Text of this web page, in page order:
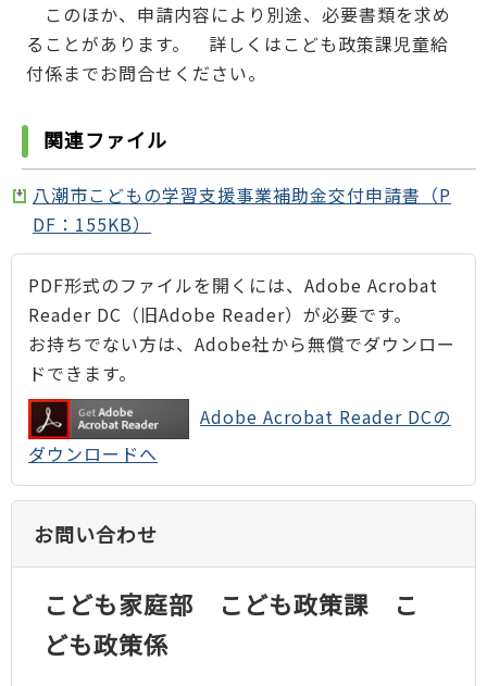
このほか、申請内容により別途、必要書類を求め
ることがあります。 詳しくはこども政策課児童給
付係までお問合せください。
関連ファイル
八潮市こどもの学習支援事業補助金交付申請書（P
DF：155KB）
PDF形式のファイルを開くには、Adobe Acrobat
Reader DC（旧Adobe Reader）が必要です。
お持ちでない方は、Adobe社から無償でダウンロー
ドできます。
Adobe Acrobat Reader DCの
ダウンロードへ
お問い合わせ
こども家庭部 こども政策課 こ
ども政策係